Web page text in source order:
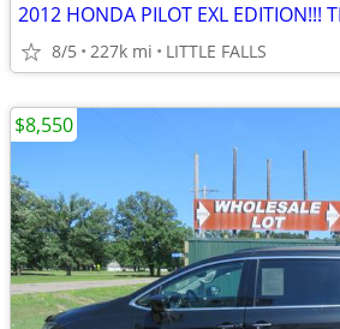
8/5 227k mi LITTLE FALLS
$8,550